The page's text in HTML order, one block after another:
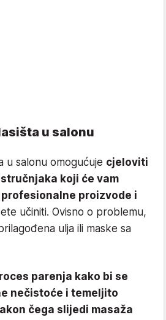
u salonu
u salonu omogućuje cjeloviti
koji će vam
proizvode i
učiniti. Ovisno o problemu,
ulja ili maske sa
parenja kako bi se
nečistoće i temeljito
čega slijedi masaža